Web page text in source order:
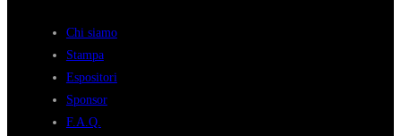
Chi siamo
Stampa
Espositori
Sponsor
F.A.Q.